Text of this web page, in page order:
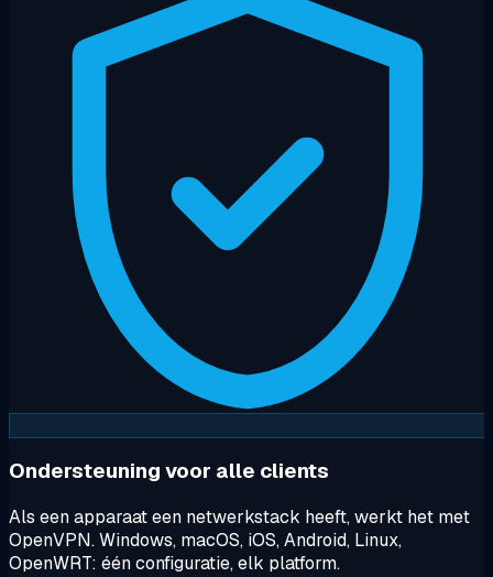
Ondersteuning voor alle clients
Als een apparaat een netwerkstack heeft, werkt het met
OpenVPN. Windows, macOS, iOS, Android, Linux,
OpenWRT: één configuratie, elk platform.